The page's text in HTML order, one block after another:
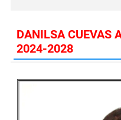
DANILSA CUEVAS
2024-2028